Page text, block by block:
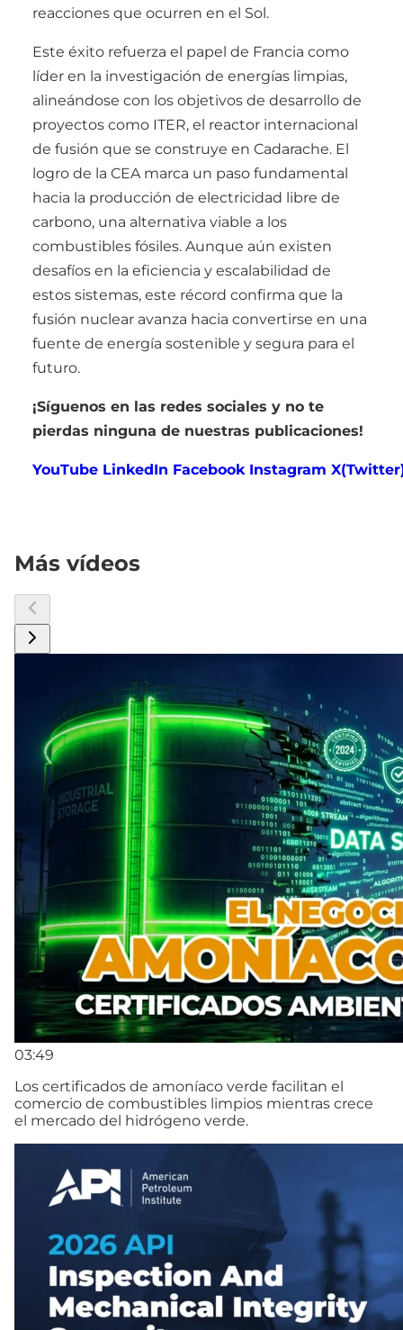
reacciones que ocurren en el Sol.
Este éxito refuerza el papel de Francia como
líder en la investigación de energías limpias,
alineándose con los objetivos de desarrollo de
proyectos como ITER, el reactor internacional
de fusión que se construye en Cadarache. El
logro de la CEA marca un paso fundamental
hacia la producción de electricidad libre de
carbono, una alternativa viable a los
combustibles fósiles. Aunque aún existen
desafíos en la eficiencia y escalabilidad de
estos sistemas, este récord confirma que la
fusión nuclear avanza hacia convertirse en una
fuente de energía sostenible y segura para el
futuro.
¡Síguenos en las redes sociales y no te
pierdas ninguna de nuestras publicaciones!
YouTube LinkedIn Facebook Instagram
Más vídeos
03:49
Los certificados de amoníaco verde facilitan el
comercio de combustibles limpios mientras crece
el mercado del hidrógeno verde.